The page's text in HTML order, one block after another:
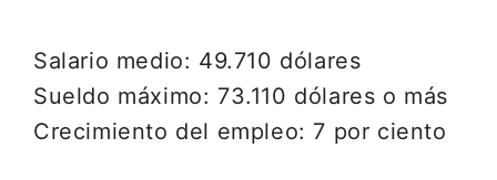
Salario medio: 49.710 dólares
Sueldo máximo: 73.110 dólares o más
Crecimiento del empleo: 7 por ciento